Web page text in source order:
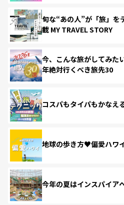
旬な“あの人”が「旅」を
載 MY TRAVEL STORY
今、こんな旅がしてみた
年絶対行くべき旅先30
コスパもタイパもかなえ
地球の歩き方♥偏愛ハワ
今年の夏はインスパイア